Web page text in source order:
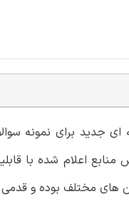
ای جدید برای نمونه
اعلام شده با
های مختلف بوده و